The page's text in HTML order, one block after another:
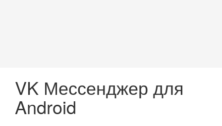
VK Мессенджер для
Android